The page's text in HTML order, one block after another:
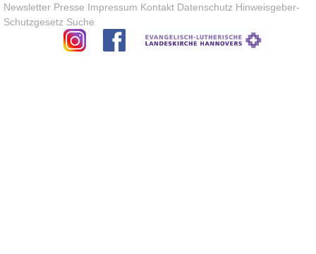
Newsletter Presse Impressum Kontakt Datenschutz Hinweisgeber-
Schutzgesetz Suche